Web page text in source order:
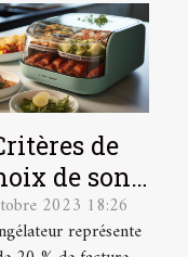
de
de son
2023 18:26
représente